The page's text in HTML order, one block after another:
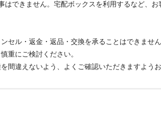
はできません。宅配ボックスを利用するなど、お
セル・返金・返品・交換を承ることはできません
重にご検討ください。
間違えないよう、よくご確認いただきますようお